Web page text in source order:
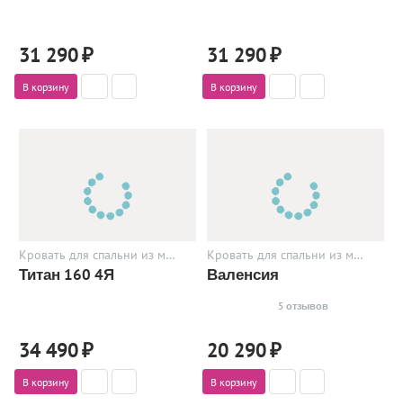
31 290₽
В корзину
31 290₽
В корзину
Кровать для спальни из металла
Титан 160 4Я
34 490₽
В корзину
Кровать для спальни из металла
Валенсия
5 отзывов
20 290₽
В корзину